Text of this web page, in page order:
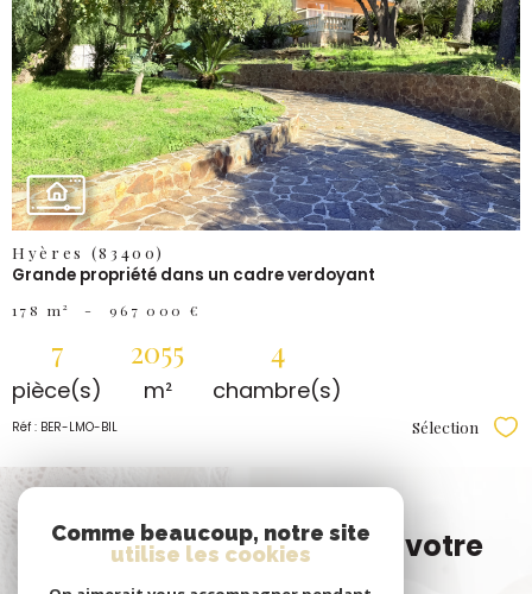
VOIR LE
BIEN
Hyères (83400)
Grande propriété dans un cadre verdoyant
178 m² - 967 000 €
7
pièce(s)
2055
m²
4
chambre(s)
Réf : BER-LMO-BIL Sélection
Vous n'avez pas trouvé
le bien correspondant à votre
recherche ?
Comme beaucoup, notre site
utilise les cookies